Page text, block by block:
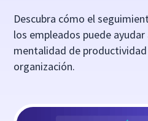
Descubra cómo el
los empleados puede ayudar
mentalidad de
organización.